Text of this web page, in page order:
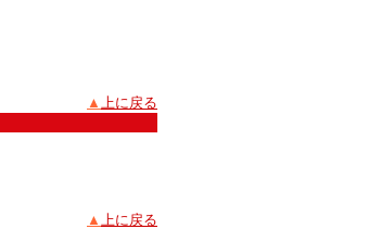
▲ 上に戻る
▲ 上に戻る